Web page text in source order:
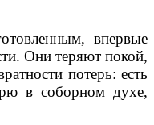
впервые
Они теряют покой,
потерь: есть
в соборном духе,